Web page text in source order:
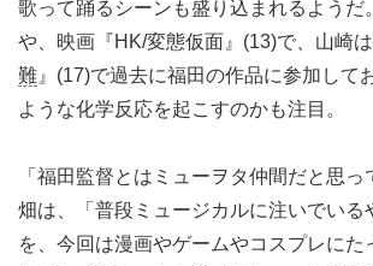
歌って踊るシーンも盛り込まれるようだ
や、映画『HK/変態仮面』(13)で、山崎
難 』(17)で過去に福田の作品に参加して
ような化学反応を起こすのかも注目。
「福田監督とはミューヲタ仲間だと思
畑は、「普段ミュージカルに注いでいる
を、今回は漫画やゲームやコスプレにた